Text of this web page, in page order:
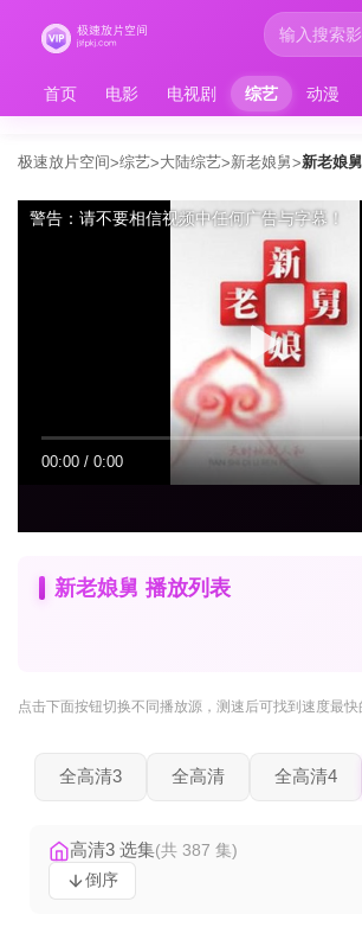
首页 电影 电视剧 综艺 动漫
极速放片空间>综艺>大陆综艺>新老娘舅>新老娘
00:00 / 0:00
警告：请不要相信视频中任何广告与字幕！
新老娘舅 播放列表
点击下面按钮切换不同播放源 ，测速后可找到速度最
全高清3 全高清 全高清4
高清3 选集(共 387 集)
倒序